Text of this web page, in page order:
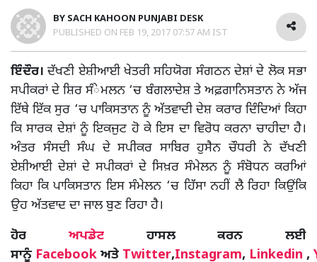
BY SACH KAHOON PUNJABI DESK
PUBLISHED ON FEB 19, 2017 07:57 AM IST
ਇੰਦੌਰ। ਦੱਖਣੀ ਏਸ਼ੀਆਈ ਖੇਤਰੀ ਸਹਿਯੋਗ ਸੰਗਠਨ ਦੇਸ਼ਾਂ ਦੇ ਲੋਕ ਸਭਾ
ਸਪੀਕਰਾਂ ਦੇ ਸ਼ਿਰ ਸੰੇਮਲਨ ‘ਚ ਬੰਗਲਾਦੇਸ਼ ਤੇ ਅਫ਼ਗਾਨਿਸਤਾਨ ਨੇ ਅੱਜ
ਇੱਥੇ ਇੱਕ ਸੁਰ ‘ਚ ਪਾਕਿਸਤਾਨ ਨੂੰ ਅੱਤਵਾਦੀ ਦੇਸ਼ ਕਰਾਰ ਦਿੰਦਿਆਂ ਕਿਹਾ
ਕਿ ਸਾਰਕ ਦੇਸ਼ਾਂ ਨੂੰ ਇਕਜੁਟ ਹੋ ਕੇ ਇਸ ਦਾ ਵਿਰੋਧ ਕਰਨਾ ਚਾਹੀਦਾ ਹੈ।
ਅੰਤਰ ਸੰਸਦੀ ਸੰਘ ਦੇ ਸਪੀਕਰ ਸਾਬਿਰ ਹੁਸੈਨ ਚੌਧਰੀ ਨੇ ਦੱਖਣੀ
ਏਸ਼ੀਆਈ ਦੇਸ਼ਾਂ ਦੇ ਸਪੀਕਰਾਂ ਦੇ ਸਿਖ਼ਰ ਸੰਮੇਲਨ ਨੂੰ ਸੰਬੋਧਨ ਕਰਆਿਂ
ਕਿਹਾ ਕਿ ਪਾਕਿਸਤਾਨ ਇਸ ਸੰਮੇਲਨ ‘ਚ ਹਿੱਸਾ ਨਹੀਂ ਲੈ ਰਿਹਾ ਕਿਉਂਕਿ
ਉਹ ਅੱਤਵਾਦ ਦਾ ਜਾਲ ਬੁਣ ਰਿਹਾ ਹੈ।
ਹੋਰ ਅਪਡੇਟਹਾਸਲ ਕਰਨ ਲਈ
ਸਾਨੂੰ Facebook ਅਤੇ Twitter,Instagram, Linkedin ,